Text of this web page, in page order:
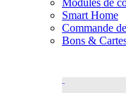
Modules de
Smart Home
Commande
Bons &